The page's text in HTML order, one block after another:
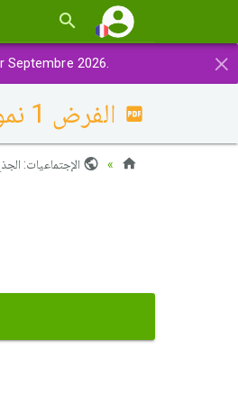
×
Septembre 2026.
الفرض 1 نموذج 1 - التاريخ والجغرافيا جذع مشترك أدبي الدورة الأولى
الإجتماعيات: